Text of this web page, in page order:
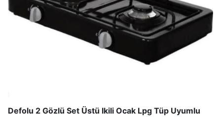
Defolu 2 Gözlü Set Üstü Ikili Ocak Lpg Tüp Uyumlu